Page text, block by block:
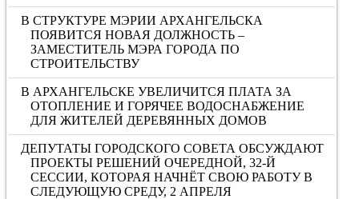
В СТРУКТУРЕ МЭРИИ АРХАНГЕЛЬСКА
ПОЯВИТСЯ НОВАЯ ДОЛЖНОСТЬ –
ЗАМЕСТИТЕЛЬ МЭРА ГОРОДА ПО
СТРОИТЕЛЬСТВУ
В АРХАНГЕЛЬСКЕ УВЕЛИЧИТСЯ ПЛАТА ЗА
ОТОПЛЕНИЕ И ГОРЯЧЕЕ ВОДОСНАБЖЕНИЕ
ДЛЯ ЖИТЕЛЕЙ ДЕРЕВЯННЫХ ДОМОВ
ДЕПУТАТЫ ГОРОДСКОГО СОВЕТА ОБСУЖДАЮТ
ПРОЕКТЫ РЕШЕНИЙ ОЧЕРЕДНОЙ, 32-Й
СЕССИИ, КОТОРАЯ НАЧНЁТ СВОЮ РАБОТУ В
СЛЕДУЮЩУЮ СРЕДУ, 2 АПРЕЛЯ